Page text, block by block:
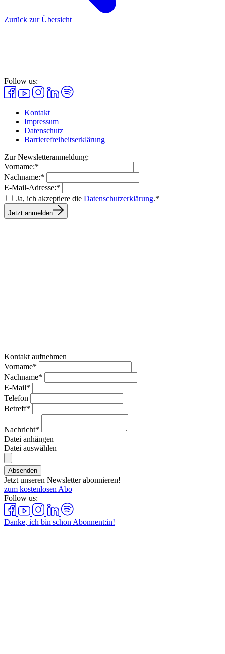
Zurück zur Übersicht
Follow us:
Kontakt
Impressum
Datenschutz
Barrierefreiheitserklärung
Zur Newsletteranmeldung:
Vorname:*
Nachname:*
E-Mail-Adresse:*
Ja, ich akzeptiere die Datenschutzerklärung.*
Jetzt anmelden
Kontakt aufnehmen
Vorname*
Nachname*
E-Mail*
Telefon
Betreff*
Nachricht*
Datei anhängen
Datei auswählen
Absenden
Jetzt unseren Newsletter abonnieren!
zum kostenlosen Abo
Follow us:
Danke, ich bin schon Abonnent:in!